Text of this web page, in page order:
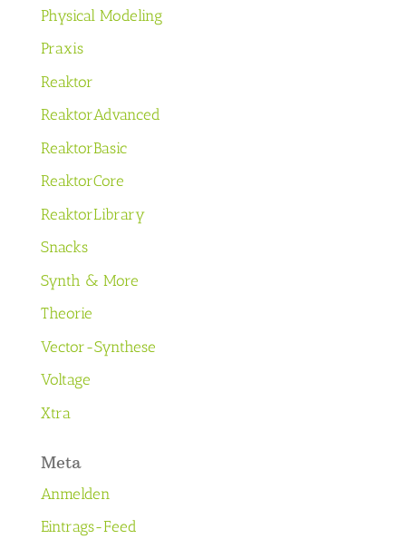
Physical Modeling
Praxis
Reaktor
ReaktorAdvanced
ReaktorBasic
ReaktorCore
ReaktorLibrary
Snacks
Synth & More
Theorie
Vector-Synthese
Voltage
Xtra
Meta
Anmelden
Eintrags-Feed